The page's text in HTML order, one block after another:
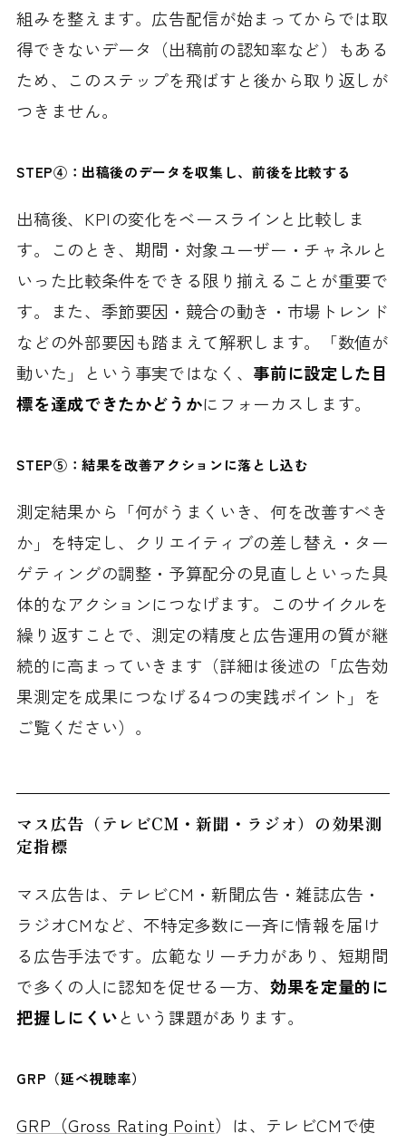
組みを整えます。広告配信が始まってからでは取
得できないデータ（出稿前の認知率など）もある
ため、このステップを飛ばすと後から取り返しが
つきません。
STEP④：出稿後のデータを収集し、前後を比較する
出稿後、KPIの変化をベースラインと比較しま
す。このとき、期間・対象ユーザー・チャネルと
いった比較条件をできる限り揃えることが重要で
す。また、季節要因・競合の動き・市場トレンド
などの外部要因も踏まえて解釈します。「数値が
動いた」という事実ではなく、 事前に設定した目
標を達成できたかどうかにフォーカスします。
STEP⑤：結果を改善アクションに落とし込む
測定結果から「何がうまくいき、何を改善すべき
か」を特定し、クリエイティブの差し替え・ター
ゲティングの調整・予算配分の見直しといった具
体的なアクションにつなげます。このサイクルを
繰り返すことで、測定の精度と広告運用の質が継
続的に高まっていきます（詳細は後述の「広告効
果測定を成果につなげる4つの実践ポイント」を
ご覧ください）。
マス広告（テレビCM・新聞・ラジオ）の効果測
定指標
マス広告は、テレビCM・新聞広告・雑誌広告・
ラジオCMなど、不特定多数に一斉に情報を届け
る広告手法です。広範なリーチ力があり、短期間
で多くの人に認知を促せる一方、 効果を定量的に
把握しにくいという課題があります。
GRP（延べ視聴率）
GRP（Gross Rating Point）は、テレビCMで使